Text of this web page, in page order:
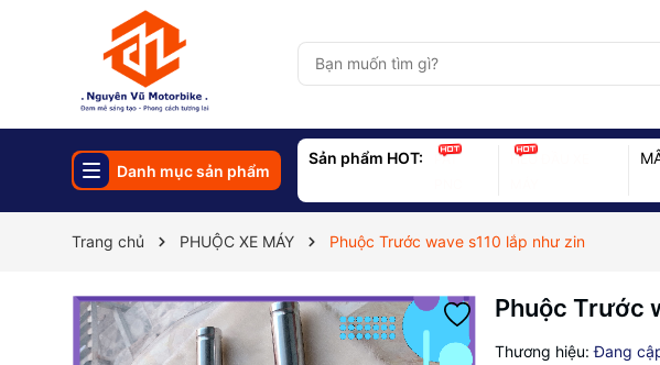
Danh mục sản phẩm
Sản phẩm HOT:
PAT
HEO ĐẦU XE
Trang chủ PHUỘC XE MÁY Phuộc Trước wave s110 lắp như zin
Phuộc Trước
Thương hiệu: Đang